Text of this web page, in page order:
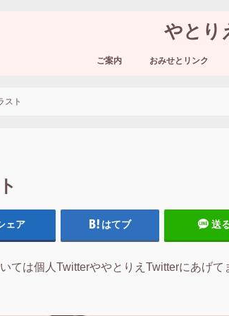
やとり
ご案内 おみせとリンク
スト
ェア はてブ 送
ては個人TwitterややとりえTwitterにあげて